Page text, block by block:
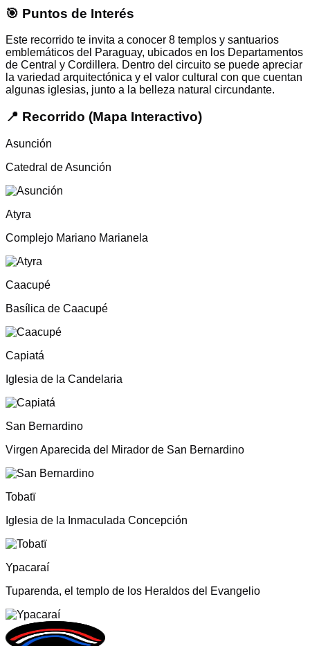
🎯 Puntos de Interés
Este recorrido te invita a conocer 8 templos y santuarios
emblemáticos del Paraguay, ubicados en los Departamentos
de Central y Cordillera. Dentro del circuito se puede apreciar
la variedad arquitectónica y el valor cultural con que cuentan
algunas iglesias, junto a la belleza natural circundante.
📍 Recorrido (Mapa Interactivo)
Asunción
Catedral de Asunción
Atyra
Complejo Mariano Marianela
Caacupé
Basílica de Caacupé
Capiatá
Iglesia de la Candelaria
San Bernardino
Virgen Aparecida del Mirador de San Bernardino
Tobatï
Iglesia de la Inmaculada Concepción
Ypacaraí
Tuparenda, el templo de los Heraldos del Evangelio